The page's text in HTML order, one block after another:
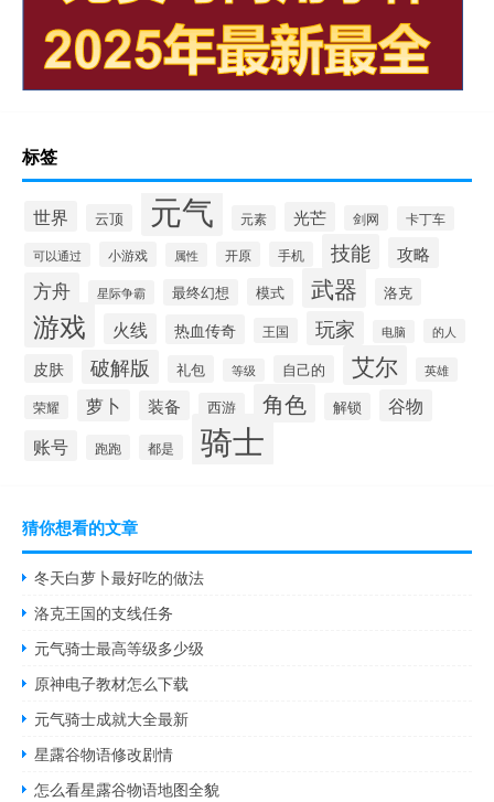
标签
世界 云顶 元气 元素 光芒 剑网 卡丁车
可以通过 小游戏 属性 开原 手机 技能 攻略
方舟 星际争霸 最终幻想 模式 武器 洛克
游戏 火线 热血传奇 王国 玩家 电脑 的人
皮肤 破解版 礼包 等级 自己的 艾尔 英雄
荣耀 萝卜 装备 西游 角色 解锁 谷物
账号 跑跑 都是 骑士
猜你想看的文章
冬天白萝卜最好吃的做法
洛克王国的支线任务
元气骑士最高等级多少级
原神电子教材怎么下载
元气骑士成就大全最新
星露谷物语修改剧情
怎么看星露谷物语地图全貌